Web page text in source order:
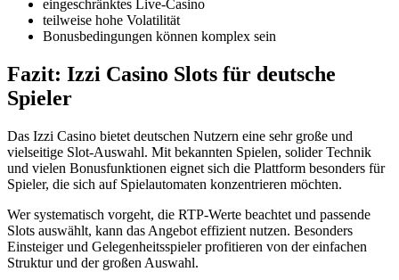
eingeschränktes Live-Casino
teilweise hohe Volatilität
Bonusbedingungen können komplex sein
Fazit: Izzi Casino Slots für deutsche
Spieler
Das Izzi Casino bietet deutschen Nutzern eine sehr große und
vielseitige Slot-Auswahl. Mit bekannten Spielen, solider Technik
und vielen Bonusfunktionen eignet sich die Plattform besonders für
Spieler, die sich auf Spielautomaten konzentrieren möchten.
Wer systematisch vorgeht, die RTP-Werte beachtet und passende
Slots auswählt, kann das Angebot effizient nutzen. Besonders
Einsteiger und Gelegenheitsspieler profitieren von der einfachen
Struktur und der großen Auswahl.